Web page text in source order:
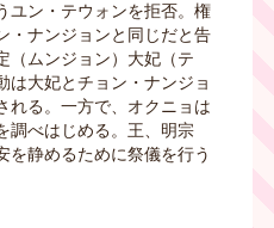
ユン・テウォンを拒否。権
・ナンジョンと同じだと告
（ムンジョン）大妃（テ
は大妃とチョン・ナンジョ
れる。一方で、オクニョは
調べはじめる。王、明宗
を静めるために祭儀を行う